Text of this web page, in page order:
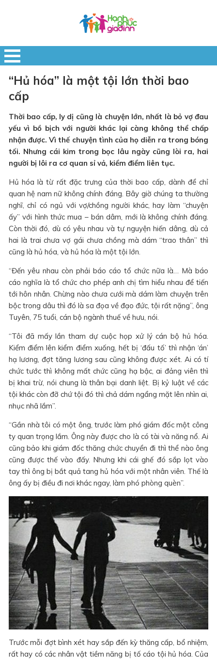
“Hủ hóa” là một tội lớn thời bao
cấp
Thời bao cấp, ly dị cũng là chuyện lớn, nhất là bỏ vợ đau
yếu vì bồ bịch với người khác lại càng không thể chấp
nhận được. Vì thế chuyện tình của họ diễn ra trong bóng
tối. Nhưng cái kim trong bọc lâu ngày cũng lòi ra, hai
người bị lôi ra cơ quan sỉ vả, kiểm điểm liên tục.
Hủ hóa là từ rất đặc trưng của thời bao cấp, dành để chỉ
quan hệ nam nữ không chính đáng. Bây giờ chúng ta thường
nghĩ, chỉ có ngủ với vợ/chồng người khác, hay làm “chuyện
ấy” với hình thức mua – bán dâm, mới là không chính đáng.
Còn thời đó, dù có yêu nhau và tự nguyện hiến dâng, dù cả
hai là trai chưa vợ gái chưa chồng mà dám “trao thân” thì
cũng là hủ hóa, và hủ hóa là một tội lớn.
“Đến yêu nhau còn phải báo cáo tổ chức nữa là… Mà báo
cáo nghĩa là tổ chức cho phép anh chị tìm hiểu nhau để tiến
tới hôn nhân. Chừng nào chưa cưới mà dám làm chuyện trên
bộc trong dâu thì đó là sa đọa về đạo đức, tội rất nặng”, ông
Tuyên, 75 tuổi, cán bộ ngành thuế về hưu, nói.
“Tôi đã mấy lần tham dự cuộc họp xử lý cán bộ hủ hóa.
Kiểm điểm lên kiểm điểm xuống, hết bị ‘đấu tố’ thì nhận ‘án’
hạ lương, đợt tăng lương sau cũng không được xét. Ai có tí
chức tước thì không mất chức cũng hạ bậc, ai đảng viên thì
bị khai trừ, nói chung là thân bại danh liệt. Bị kỷ luật về các
tội khác còn đỡ chứ tội đó thì chả dám ngẩng mặt lên nhìn ai,
nhục nhã lắm”.
“Gần nhà tôi có một ông, trước làm phó giám đốc một công
ty quan trọng lắm. Ông này được cho là có tài và năng nổ. Ai
cũng bảo khi giám đốc thăng chức chuyển đi thì thể nào ông
cũng được thế vào đấy. Nhưng khi cái ghế đó sắp lọt vào
tay thì ông bị bắt quả tang hủ hóa với một nhân viên. Thế là
ông ấy bị điều đi nơi khác ngay, làm phó phòng quèn”.
Trước mỗi đợt bình xét hay sắp đến kỳ thăng cấp, bổ nhiệm,
rất hay có các nhân vật tiềm năng bị tố cáo tội hủ hóa. Của